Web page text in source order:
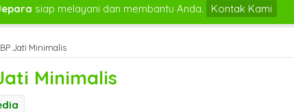
siap melayani dan membantu Anda. Kontak Kami
Jati Minimalis
Minimalis